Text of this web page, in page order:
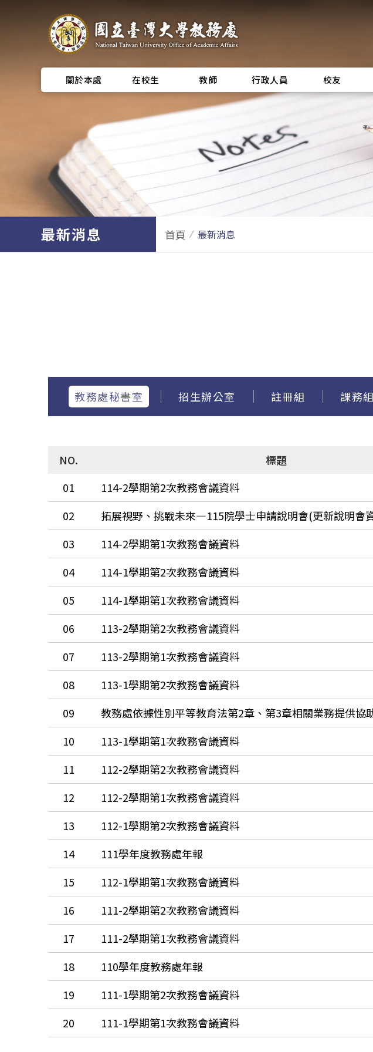
關於本處 在校生 教師 行政人員 校友
最新消息 首頁 最新消息
教務處秘書室 招生辦公室 註冊組 課務組
NO. 標題
01
114-2學期第2次教務會議資料
02
拓展視野、挑戰未來—115院學士申請說明會(更新說明會
03
114-2學期第1次教務會議資料
04
114-1學期第2次教務會議資料
05
114-1學期第1次教務會議資料
06
113-2學期第2次教務會議資料
07
113-2學期第1次教務會議資料
08
113-1學期第2次教務會議資料
09
教務處依據性別平等教育法第2章、第3章相關業務提供協
10
113-1學期第1次教務會議資料
11
112-2學期第2次教務會議資料
12
112-2學期第1次教務會議資料
13
112-1學期第2次教務會議資料
14
111學年度教務處年報
15
112-1學期第1次教務會議資料
16
111-2學期第2次教務會議資料
17
111-2學期第1次教務會議資料
18
110學年度教務處年報
19
111-1學期第2次教務會議資料
20
111-1學期第1次教務會議資料